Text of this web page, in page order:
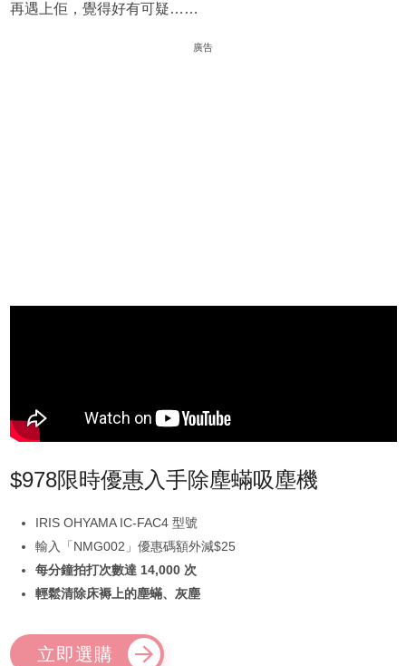
再遇上佢，覺得好有可疑……
廣告
$978限時優惠入手除塵蟎吸塵機
IRIS OHYAMA IC-FAC4 型號
輸入「NMG002」優惠碼額外減$25
每分鐘拍打次數達 14,000 次
輕鬆清除床褥上的塵蟎、灰塵
立即選購